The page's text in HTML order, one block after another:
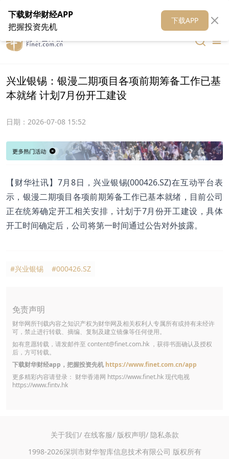
在线客服 关于我们 财华媒体矩阵 财华智库
兴业银锡：银漫二期项目各项前期筹备工作已基
本就绪 计划7月份开工建设
日期： 2026-07-08 15:52
【财华社讯】7月8日，兴业银锡(000426.SZ)在互动平台表
示，银漫二期项目各项前期筹备工作已基本就绪，目前公司
正在统筹确定开工相关安排，计划于7月份开工建设，具体
开工时间确定后，公司将第一时间通过公告对外披露。
#兴业银锡 #000426.SZ
免责声明
财华网所刊载内容之知识产权为财华网及相关权利人专属所有或持有未经许
可，禁止进行转载、摘编、复制及建立镜像等任何使用。
如有意愿转载，请发邮件至 content@finet.com.hk ，获得书面确认及授权
后，方可转载。
下载财华财经app，把握投资先机 https://www.finet.com.cn/app
更多精彩内容请登录： 财华香港网 https://www.finet.hk现代电视
https://www.fintv.hk
关于我们/ 在线客服/ 版权声明/ 隐私条款
1998-2026深圳市财华智库信息技术有限公司 版权所有
下载财华财经APP
把握投资先机
下载APP